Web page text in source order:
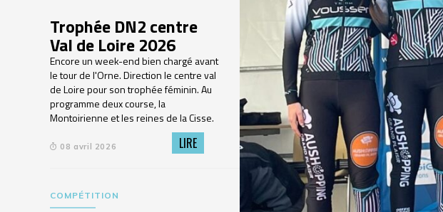
Trophée DN2 centre
Val de Loire 2026
Encore un week-end bien chargé avant
le tour de l'Orne. Direction le centre val
de Loire pour son trophée féminin. Au
programme deux course, la
Montoirienne et les reines de la Cisse.
08 avril 2026 LIRE
COMPÉTITION